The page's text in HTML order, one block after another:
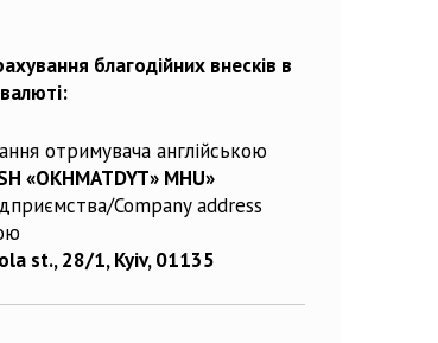
благодійних внесків в
отримувача англійською
«OKHMATDYT» MHU»
Company address
st., 28/1, Kyiv, 01135